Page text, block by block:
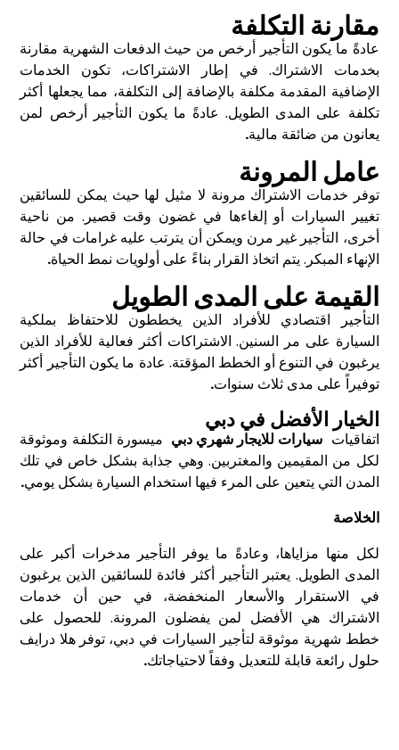
مقارنة التكلفة
عادةً ما يكون التأجير أرخص من حيث الدفعات الشهرية مقارنة
بخدمات الاشتراك. في إطار الاشتراكات، تكون الخدمات
الإضافية المقدمة مكلفة بالإضافة إلى التكلفة، مما يجعلها أكثر
تكلفة على المدى الطويل. عادةً ما يكون التأجير أرخص لمن
يعانون من ضائقة مالية.
عامل المرونة
توفر خدمات الاشتراك مرونة لا مثيل لها حيث يمكن للسائقين
تغيير السيارات أو إلغاءها في غضون وقت قصير. من ناحية
أخرى، التأجير غير مرن ويمكن أن يترتب عليه غرامات في حالة
الإنهاء المبكر. يتم اتخاذ القرار بناءً على أولويات نمط الحياة.
القيمة على المدى الطويل
التأجير اقتصادي للأفراد الذين يخططون للاحتفاظ بملكية
السيارة على مر السنين. الاشتراكات أكثر فعالية للأفراد الذين
يرغبون في التنوع أو الخطط المؤقتة. عادة ما يكون التأجير أكثر
توفيراً على مدى ثلاث سنوات.
الخيار الأفضل في دبي
اتفاقياتسيارات للايجار شهري دبي ميسورة التكلفة وموثوقة
لكل من المقيمين والمغتربين. وهي جذابة بشكل خاص في تلك
المدن التي يتعين على المرء فيها استخدام السيارة بشكل يومي.
الخلاصة
لكل منها مزاياها، وعادةً ما يوفر التأجير مدخرات أكبر على
المدى الطويل. يعتبر التأجير أكثر فائدة للسائقين الذين يرغبون
في الاستقرار والأسعار المنخفضة، في حين أن خدمات
الاشتراك هي الأفضل لمن يفضلون المرونة. للحصول على
خطط شهرية موثوقة لتأجير السيارات في دبي، توفر هلا درايف
حلول رائعة قابلة للتعديل وفقاً لاحتياجاتك.